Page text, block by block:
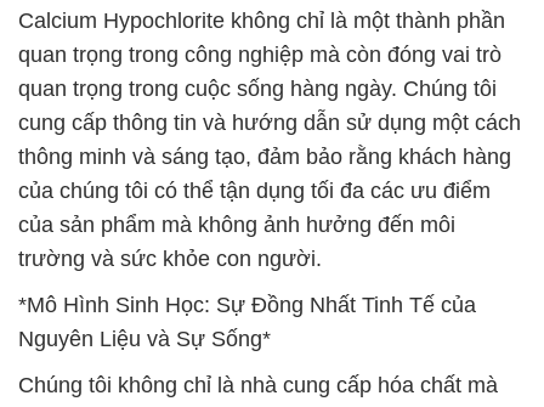
Calcium Hypochlorite không chỉ là một thành phần
quan trọng trong công nghiệp mà còn đóng vai trò
quan trọng trong cuộc sống hàng ngày. Chúng tôi
cung cấp thông tin và hướng dẫn sử dụng một cách
thông minh và sáng tạo, đảm bảo rằng khách hàng
của chúng tôi có thể tận dụng tối đa các ưu điểm
của sản phẩm mà không ảnh hưởng đến môi
trường và sức khỏe con người.
*Mô Hình Sinh Học: Sự Đồng Nhất Tinh Tế của
Nguyên Liệu và Sự Sống*
Chúng tôi không chỉ là nhà cung cấp hóa chất mà